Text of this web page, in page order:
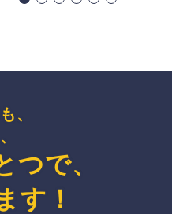
、
つで、
す ！